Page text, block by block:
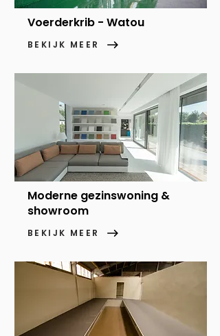
Voerderkrib - Watou
BEKIJK MEER
Moderne gezinswoning &
showroom
BEKIJK MEER